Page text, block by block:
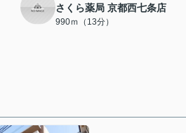
さくら薬局 京都西七条店
990ｍ（13分）